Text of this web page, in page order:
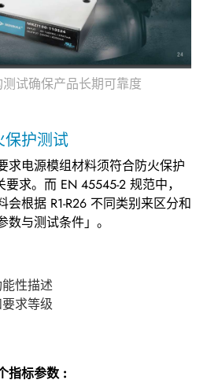
试确保产品长期可靠度
护测试
求电源模组材料须符合防火保护
求。而 EN 45545-2 规范中，
根据 R1-R26 不同类别来区分和
与测试条件」。
性描述
求等级
指标参数 :